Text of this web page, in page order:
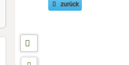
zurück